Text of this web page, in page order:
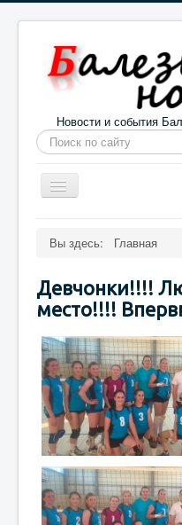
Новости и события
Искать...
Toggle
Navigation
Вы здесь: Главная
Девчонки!!!!
место!!!!